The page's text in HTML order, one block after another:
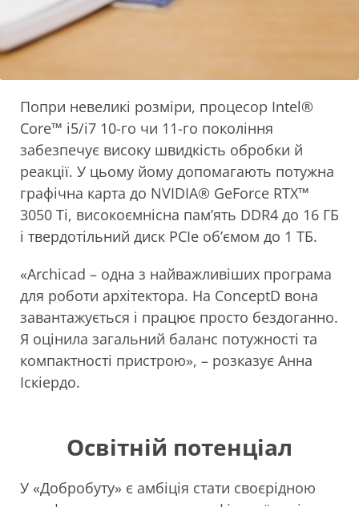
Попри невеликі розміри, процесор Intel®
Core™ i5/i7 10-го чи 11-го покоління
забезпечує високу швидкість обробки й
реакції. У цьому йому допомагають потужна
графічна карта до NVIDIA® GeForce RTX™
3050 Ti, високоємнісна пам’ять DDR4 до 16 ГБ
і твердотільний диск PCIe об’ємом до 1 ТБ.
«Archicad – одна з найважливіших програма
для роботи архітектора. На ConceptD вона
завантажується і працює просто бездоганно.
Я оцінила загальний баланс потужності та
компактності пристрою», – розказує Анна
Іскіердо.
Освітній потенціал
У «Добробуту» є амбіція стати своєрідною